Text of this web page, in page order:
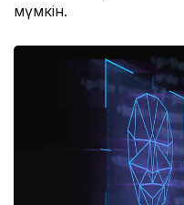
мүмкін.